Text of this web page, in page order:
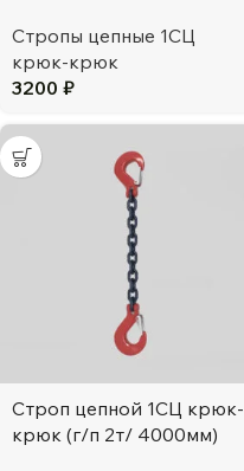
Стропы цепные 1СЦ
крюк-крюк
3200 ₽
Строп цепной 1СЦ крюк-
крюк (г/п 2т/ 4000мм)